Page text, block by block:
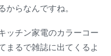
からなんですね。
ッチン家電のカラーコー
まるで雑誌に出てくるよ